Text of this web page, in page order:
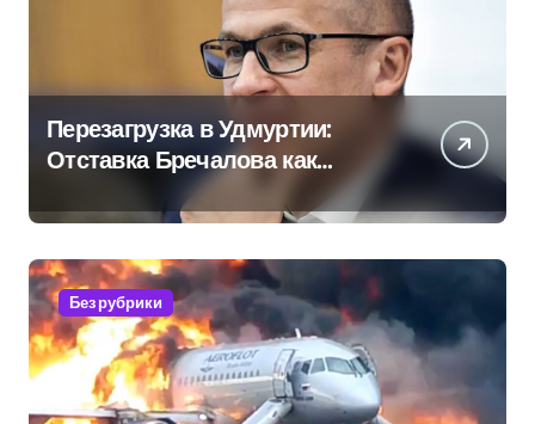
Перезагрузка в Удмуртии:
Отставка Бречалова как
результат управленческих
провалов и уязвимости
региона
Без рубрики